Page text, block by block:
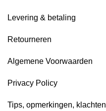
Levering & betaling
Retourneren
Algemene Voorwaarden
Privacy Policy
Tips, opmerkingen, klachten